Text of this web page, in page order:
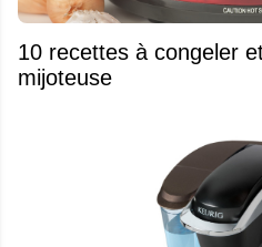
10 recettes à congeler
mijoteuse